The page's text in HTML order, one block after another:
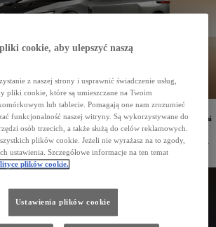
Toyota FT-3e, stanowiąca zapowiedź kolejnej generacji aut
Pojazd ten zachwyca przemyślaną stylistyką i zaawansowanymi
technologiami.
w Brukseli swoją europejską premierę miała koncepcyjna Toyota FT-3e.
stylistyczne i technologiczne daje nowa generacja samochodów
cookie, aby ulepszyć naszą
z naszej strony i usprawnić świadczenie usług,
pliki cookie, które są umieszczane na Twoim
lub tablecie. Pomagają one nam zrozumieć
funkcjonalność naszej witryny. Są wykorzystywane do
osób trzecich, a także służą do celów reklamowych.
plików cookie. Jeżeli nie wyrażasz na to zgody,
ustawienia. Szczegółowe informacje na ten temat
plików cookie.
Ustawienia plików cookie